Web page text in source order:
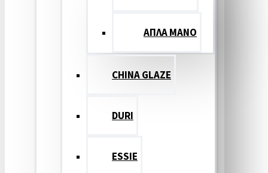
ΑΠΛΑ ΜΑΝΟ
CHINA GLAZE
DURI
ESSIE